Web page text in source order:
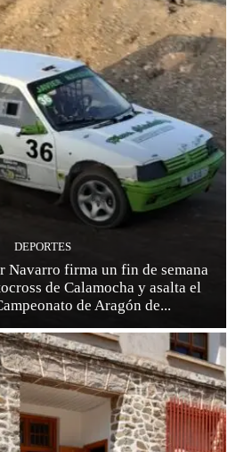
DEPORTES
firma un fin de semana
de Calamocha y asalta el
de Aragón de...